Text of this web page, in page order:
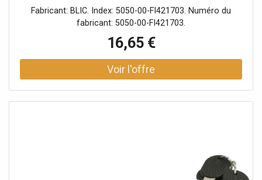
Fabricant: BLIC. Index: 5050-00-FI421703. Numéro du
fabricant: 5050-00-FI421703.
16,65 €